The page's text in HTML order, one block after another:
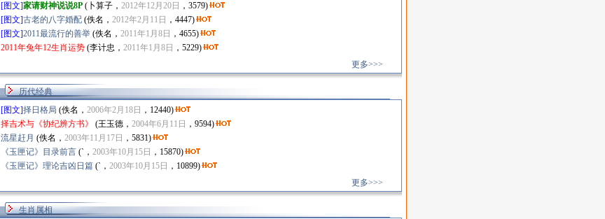
[图文]家请财神说说8P (卜算子， 2012年12月20日 ，3579)
[图文]古老的八字婚配 (佚名， 2012年2月11日 ，4447)
[图文]2011最流行的善举 (佚名， 2011年1月8日 ，4655)
2011年兔年12生肖运势 (李计忠， 2011年1月8日 ，5229)
更多>>>
历代经典
[图文]择日格局 (佚名， 2006年2月18日 ，12440)
择吉术与《协纪辨方书》
(王玉德， 2004年6月11日 ，9594)
流星赶月 (佚名， 2003年11月17日 ，5831)
《玉匣记》目录前言 (`， 2003年10月15日 ，15870)
《玉匣记》理论吉凶日篇 (`， 2003年10月15日 ，10899)
更多>>>
生肖属相